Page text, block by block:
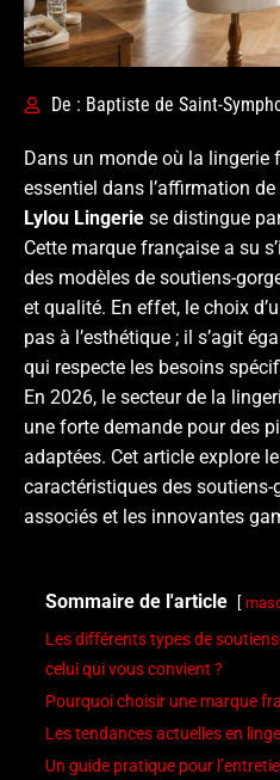
De : Baptiste de Saint-
Dans un monde où la lingerie
essentiel dans l’affirmation
Lylou Lingerie se distingue
Cette marque française a su
des modèles de soutiens-
et qualité. En effet, le choix
pas à l’esthétique ; il s’agit
qui respecte les besoins
En 2026, le secteur de la
une forte demande pour des
adaptées. Cet article explore
caractéristiques des
associés et les innovantes
Sommaire de l'article
Les différents types de
celui qui vous convient ?
Pourquoi choisir une marque
Les tendances actuelles en
Un guide pratique pour